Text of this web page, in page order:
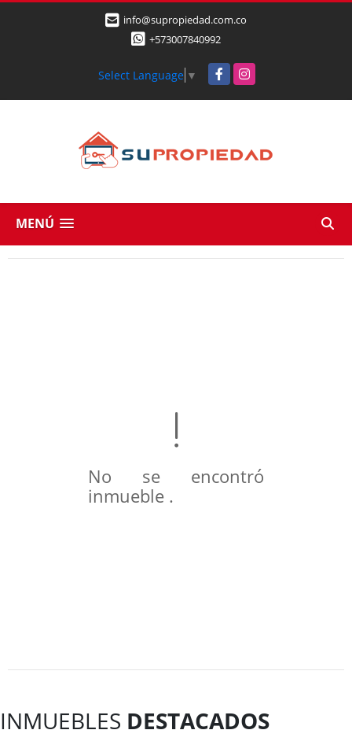
info@supropiedad.com.co
+573007840992
Select Language ▼ FacebookInstagram
MENÚ
No se encontró
inmueble .
INMUEBLES DESTACADOS